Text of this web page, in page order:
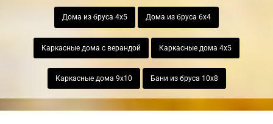
Дома из бруса 4х5 Дома из бруса 6х4
Каркасные дома с верандой Каркасные дома 4х5
Каркасные дома 9х10 Бани из бруса 10х8